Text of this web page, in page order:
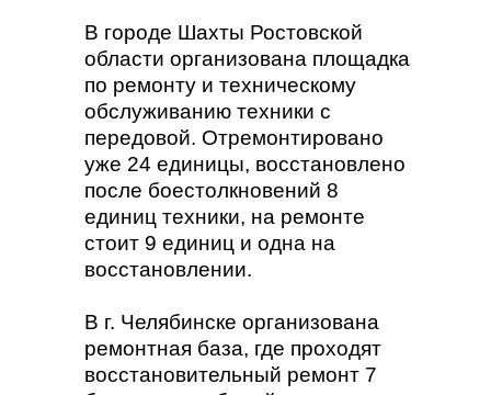
В городе Шахты Ростовской
области организована площадка
по ремонту и техническому
обслуживанию техники с
передовой. Отремонтировано
уже 24 единицы, восстановлено
после боестолкновений 8
единиц техники, на ремонте
стоит 9 единиц и одна на
восстановлении.
В г. Челябинске организована
ремонтная база, где проходят
восстановительный ремонт 7